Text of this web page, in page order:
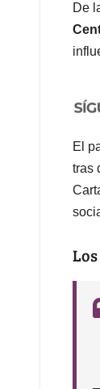
De
El
tras